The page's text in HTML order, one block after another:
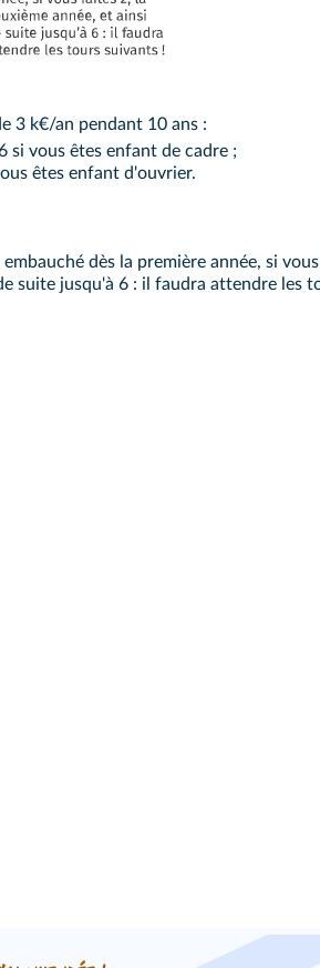
3 k€/an pendant 10 ans :
si vous êtes enfant de cadre ;
êtes enfant d'ouvrier.
dès la première année, si
suite jusqu'à 6 : il faudra attendre les